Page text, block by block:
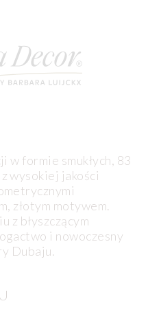
w formie smukłych, 83
wysokiej jakości
złotym motywem.
z błyszczącym
i nowoczesny
Dubaju.